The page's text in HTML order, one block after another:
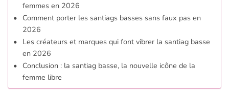
femmes en 2026
Comment porter les santiags basses sans faux pas en
2026
Les créateurs et marques qui font vibrer la santiag basse
en 2026
Conclusion : la santiag basse, la nouvelle icône de la
femme libre